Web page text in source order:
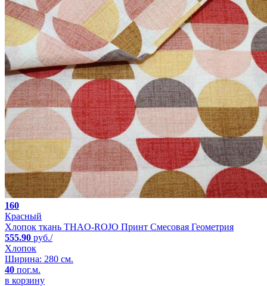
160
Красный
Хлопок ткань THAO-ROJO Принт Смесовая Геометрия
555.90 руб./
Хлопок
Ширина: 280 см.
40 пог.м.
в корзину